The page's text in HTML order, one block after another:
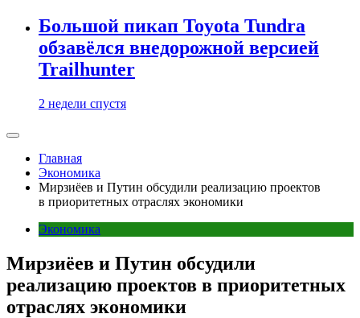
Большой пикап Toyota Tundra
обзавёлся внедорожной версией
Trailhunter
2 недели спустя
Главная
Экономика
Мирзиёев и Путин обсудили реализацию проектов
в приоритетных отраслях экономики
Экономика
Мирзиёев и Путин обсудили
реализацию проектов в приоритетных
отраслях экономики